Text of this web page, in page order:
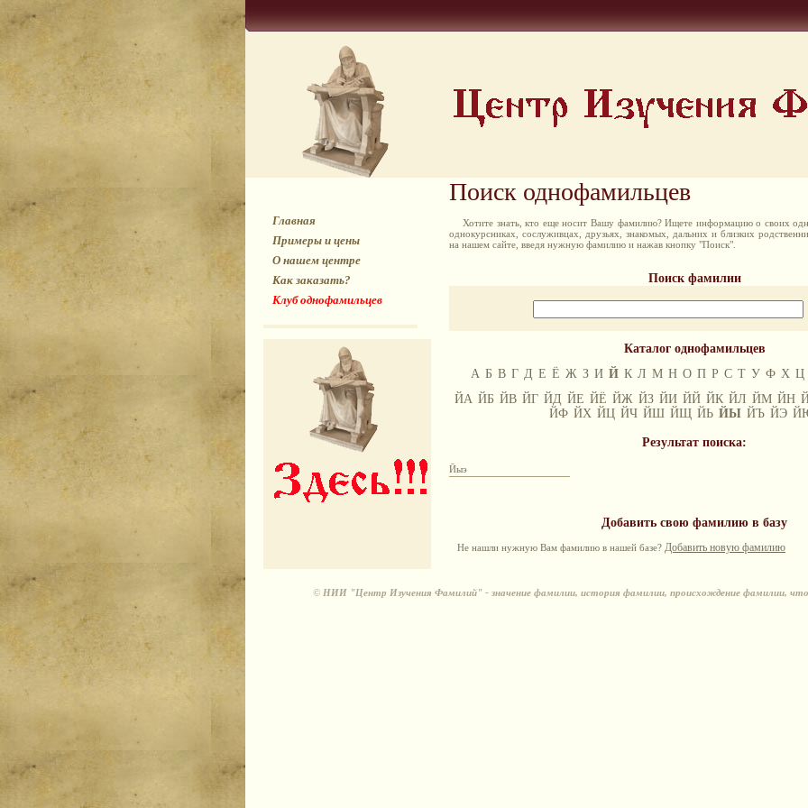
Главная
Примеры и цены
О нашем центре
Как заказать?
Клуб однофамильцев
Поиск однофамильцев
Хотите знать, кто еще носит Вашу фамилию? Ищете информацию о своих
однокурсниках, сослуживцах, друзьях, знакомых, дальних и близких
на нашем сайте, введя нужную фамилию и нажав кнопку "Поиск".
Поиск фамилии
Каталог однофамильцев
А Б В Г Д Е Ё Ж З И Й К Л М Н О П Р С Т У Ф Х Ц
ЙА ЙБ ЙВ ЙГ ЙД ЙЕ ЙЁ ЙЖ ЙЗ ЙИ ЙЙ ЙК ЙЛ ЙМ ЙН
ЙФ ЙХ ЙЦ ЙЧ ЙШ ЙЩ ЙЬ ЙЫ ЙЪ ЙЭ
Результат поиска:
Йыэ
Добавить свою фамилию в базу
Не нашли нужную Вам фамилию в нашей базе? Добавить новую фамилию
© НИИ "Центр Изучения Фамилий" - значение фамилии, история фамилии, происхождение фамилии,